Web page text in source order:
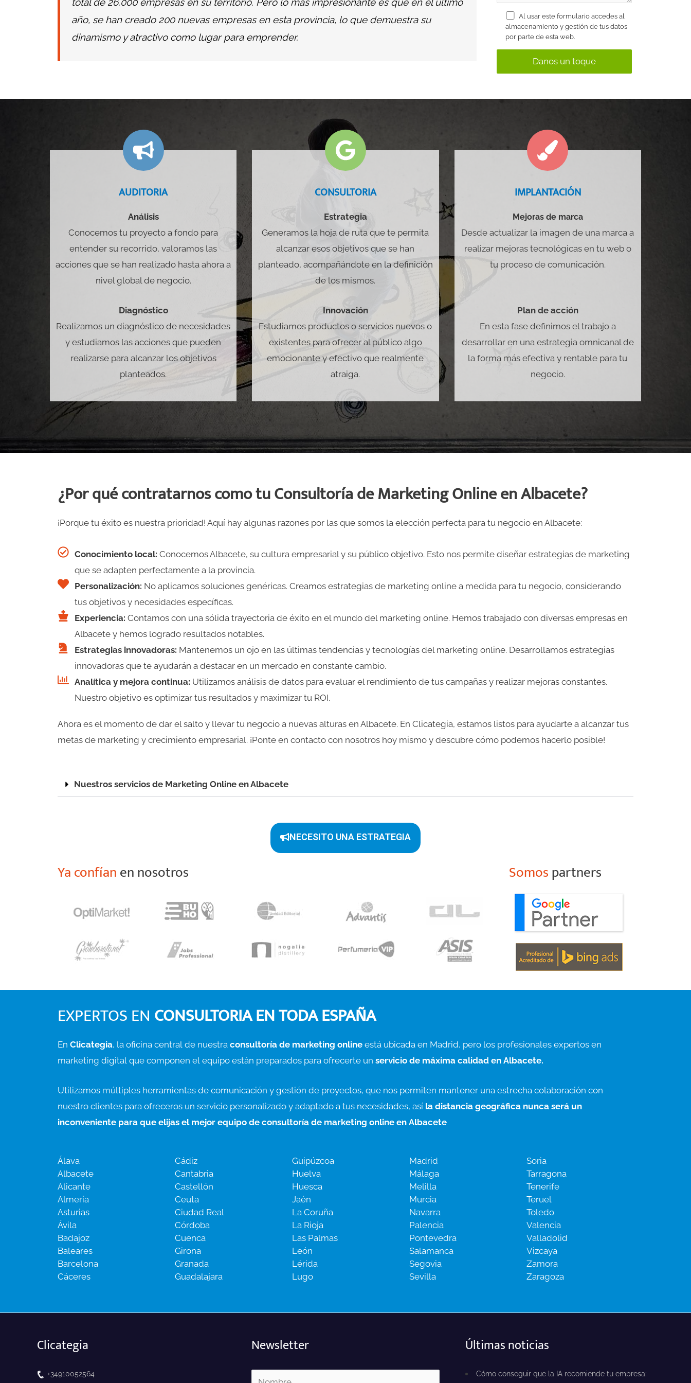
año, se han creado 200 nuevas empresas en esta provincia, lo que demuestra su
dinamismo y atractivo como lugar para emprender.
Al usar este formulario accedes al
almacenamiento y gestión de tus datos
por parte de esta web.
AUDITORIA
Análisis
Conocemos tu proyecto a fondo para
entender su recorrido, valoramos las
acciones que se han realizado hasta ahora a
nivel global de negocio.
Diagnóstico
Realizamos un diagnóstico de necesidades
y estudiamos las acciones que pueden
realizarse para alcanzar los objetivos
planteados.
CONSULTORIA
Estrategia
Generamos la hoja de ruta que te permita
alcanzar esos objetivos que se han
planteado, acompañándote en la definición
de los mismos.
Innovación
Estudiamos productos o servicios nuevos o
existentes para ofrecer al público algo
emocionante y efectivo que realmente
atraiga.
IMPLANTACIÓN
Mejoras de marca
Desde actualizar la imagen de una marca a
realizar mejoras tecnológicas en tu web o
tu proceso de comunicación.
Plan de acción
En esta fase definimos el trabajo a
desarrollar en una estrategia omnicanal de
la forma más efectiva y rentable para tu
negocio.
¿Por qué contratarnos como tu Consultoría de Marketing Online en Albacete?
¡Porque tu éxito es nuestra prioridad! Aquí hay algunas razones por las que somos la elección perfecta para tu negocio en Albacete:
Conocimiento local: Conocemos Albacete, su cultura empresarial y su público objetivo. Esto nos permite diseñar estrategias de marketing
que se adapten perfectamente a la provincia.
Personalización: No aplicamos soluciones genéricas. Creamos estrategias de marketing online a medida para tu negocio, considerando
tus objetivos y necesidades específicas.
Experiencia: Contamos con una sólida trayectoria de éxito en el mundo del marketing online. Hemos trabajado con diversas empresas en
Albacete y hemos logrado resultados notables.
Estrategias innovadoras: Mantenemos un ojo en las últimas tendencias y tecnologías del marketing online. Desarrollamos estrategias
innovadoras que te ayudarán a destacar en un mercado en constante cambio.
Analítica y mejora continua: Utilizamos análisis de datos para evaluar el rendimiento de tus campañas y realizar mejoras constantes.
Nuestro objetivo es optimizar tus resultados y maximizar tu ROI.
Ahora es el momento de dar el salto y llevar tu negocio a nuevas alturas en Albacete. En Clicategia, estamos listos para ayudarte a alcanzar tus
metas de marketing y crecimiento empresarial. ¡Ponte en contacto con nosotros hoy mismo y descubre cómo podemos hacerlo posible!
Nuestros servicios de Marketing Online en Albacete
NECESITO UNA ESTRATEGIA
Ya confíanen nosotros Somospartners
EXPERTOS EN CONSULTORIA EN TODA ESPAÑA
En Clicategia, la oficina central de nuestra consultoría de marketing online está ubicada en Madrid, pero los profesionales expertos en
marketing digital que componen el equipo están preparados para ofrecerte un servicio de máxima calidad en Albacete.
Utilizamos múltiples herramientas de comunicación y gestión de proyectos, que nos permiten mantener una estrecha colaboración con
nuestro clientes para ofreceros un servicio personalizado y adaptado a tus necesidades, así la distancia geográfica nunca será un
inconveniente para que elijas el mejor equipo de consultoría de marketing online en Albacete
Álava
Albacete
Alicante
Almería
Asturias
Ávila
Badajoz
Baleares
Barcelona
Cáceres
Cádiz
Cantabria
Castellón
Ceuta
Ciudad Real
Córdoba
Cuenca
Girona
Granada
Guadalajara
Guipúzcoa
Huelva
Huesca
Jaén
La Coruña
La Rioja
Las Palmas
León
Lérida
Lugo
Madrid
Málaga
Melilla
Murcia
Navarra
Palencia
Pontevedra
Salamanca
Segovia
Sevilla
Soria
Tarragona
Tenerife
Teruel
Toledo
Valencia
Valladolid
Vizcaya
Zamora
Zaragoza
Clicategia
+34910052564
Newsletter Últimas noticias
Cómo conseguir que la IA recomiende tu empresa: